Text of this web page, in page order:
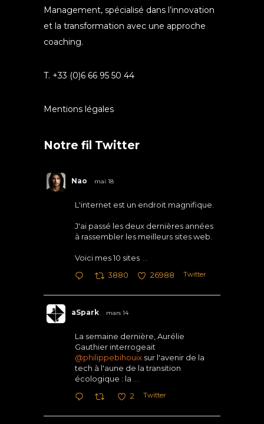
Management, spécialisé dans l’innovation
et la transformation avec une approche
coaching.
T. +33 (0)6 66 95 50 44
Mentions légales
Notre fil Twitter
Nao mai 18
L'internet est un endroit magnifique.
J'ai passé les deux dernières années
à rassembler les meilleurs sites web.
Voici mes 10 sites
3880 26988 Twitter
aSpark mars 14
La semaine dernière, Aurélie
Gauthier interrogeait
@philippebihouix sur l'avenir de la
tech à l'aune de la transition
écologique : la
2 Twitter